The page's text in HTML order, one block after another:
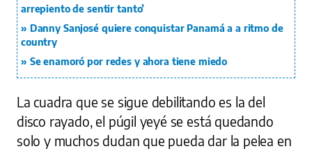
arrepiento de sentir tanto’
Danny Sanjosé quiere conquistar Panamá a a ritmo de
country
Se enamoró por redes y ahora tiene miedo
La cuadra que se sigue debilitando es la del
disco rayado, el púgil yeyé se está quedando
solo y muchos dudan que pueda dar la pelea en